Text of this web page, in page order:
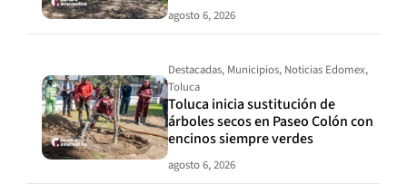
agosto 6, 2026
Destacadas, Municipios, Noticias Edomex,
Toluca
Toluca inicia sustitución de
árboles secos en Paseo Colón con
encinos siempre verdes
agosto 6, 2026